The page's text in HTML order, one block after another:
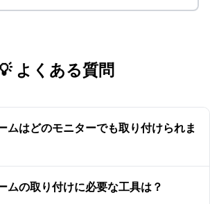
よくある質問
ムはどのモニターでも取り付けられま
ムの取り付けに必要な工具は？